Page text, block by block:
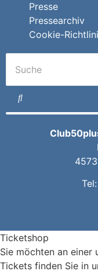
Presse
Pressearchiv
Cookie-
Tel:
Ticketshop
Sie möchten an einer
Tickets finden Sie in